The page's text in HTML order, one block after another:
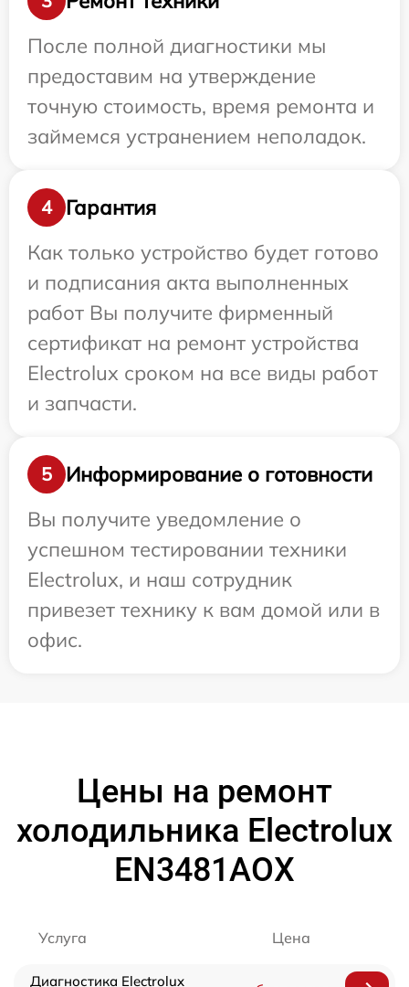
После полной диагностики мы
предоставим на утверждение
точную стоимость, время ремонта и
займемся устранением неполадок.
4
Гарантия
Как только устройство будет готово
и подписания акта выполненных
работ Вы получите фирменный
сертификат на ремонт устройства
Electrolux сроком на все виды работ
и запчасти.
5
Информирование о готовности
Вы получите уведомление о
успешном тестировании техники
Electrolux, и наш сотрудник
привезет технику к вам домой или в
офис.
Цены на ремонт
холодильника Electrolux
EN3481AOX
Услуга Цена
Диагностика Electrolux